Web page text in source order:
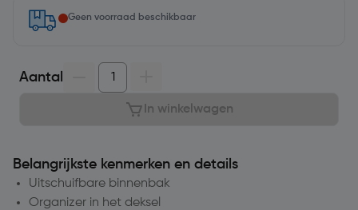
Geen voorraad beschikbaar
Aantal
In winkelwagen
Belangrijkste kenmerken en details
Uitschuifbare binnenbak
Organizer in het deksel